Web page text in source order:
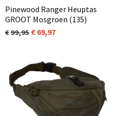
Pinewood Ranger Heuptas
GROOT Mosgroen (135)
99,95 69,97